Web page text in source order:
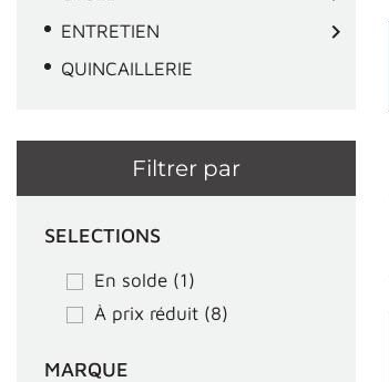
ENTRETIEN 
QUINCAILLERIE
Filtrer par
SELECTIONS
En solde (1)
À prix réduit (8)
MARQUE